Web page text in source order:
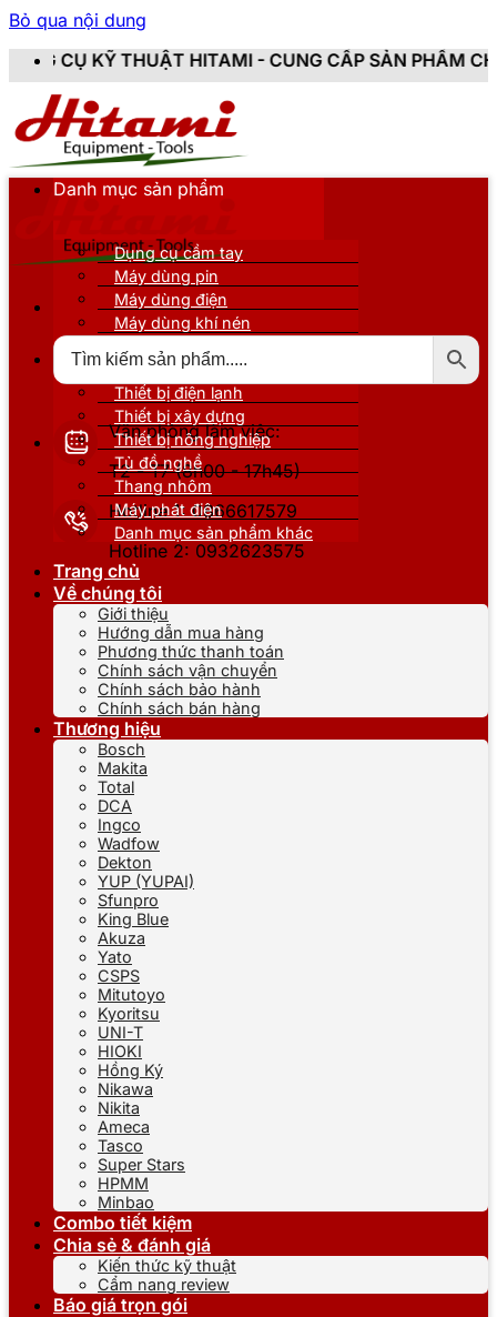
Bỏ qua nội dung
HITAMI - CUNG CẤP SẢN PHẨM CHÍNH HÃNG, MỚI
Văn phòng làm việc:
T2 - T7 (8h00 - 17h45)
Hotline 1: 0866617579
Hotline 2: 0932623575
Danh mục sản phẩm
Dụng cụ cầm tay
Máy dùng pin
Máy dùng điện
Máy dùng khí nén
Thiết bị nâng đỡ
Thiết bị điện lạnh
Thiết bị xây dựng
Thiết bị nông nghiệp
Tủ đồ nghề
Thang nhôm
Máy phát điện
Danh mục sản phẩm khác
Trang chủ
Về chúng tôi
Giới thiệu
Hướng dẫn mua hàng
Phương thức thanh toán
Chính sách vận chuyển
Chính sách bảo hành
Chính sách bán hàng
Thương hiệu
Bosch
Makita
Total
DCA
Ingco
Wadfow
Dekton
YUP (YUPAI)
Sfunpro
King Blue
Akuza
Yato
CSPS
Mitutoyo
Kyoritsu
UNI-T
HIOKI
Hồng Ký
Nikawa
Nikita
Ameca
Tasco
Super Stars
HPMM
Minbao
Combo tiết kiệm
Chia sẻ & đánh giá
Kiến thức kỹ thuật
Cẩm nang review
Báo giá trọn gói